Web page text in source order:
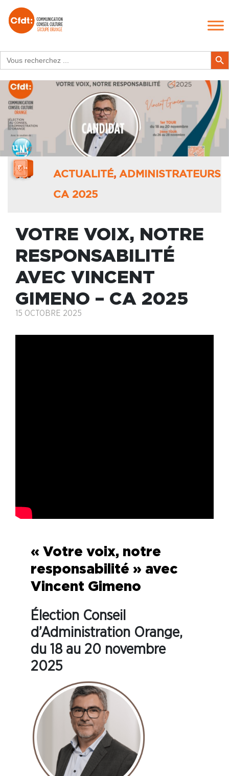
for:
Search
ACTUALITÉ, ADMINISTRATEURS
CA 2025
VOTRE VOIX, NOTRE
RESPONSABILITÉ
AVEC VINCENT
GIMENO – CA 2025
15 OCTOBRE 2025
« Votre voix, notre
responsabilité » avec
Vincent Gimeno
Élection Conseil
d’Administration Orange,
du 18 au 20 novembre
2025